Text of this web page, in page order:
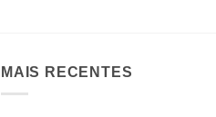
MAIS RECENTES